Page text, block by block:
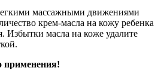
массажными движениями
крем-масла на кожу ребенка
Избытки масла на коже удалите
применения!